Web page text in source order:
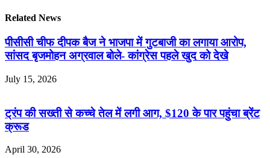
Related News
पीसीसी चीफ दीपक बैज ने भाजपा में गुटबाजी का लगाया आरोप,
सांसद बृजमोहन अग्रवाल बोले- कांग्रेस पहले खुद को देखे
July 15, 2026
ट्रंप की सख्ती से कच्चे तेल में लगी आग, $120 के पार पहुंचा ब्रेंट
क्रूड
April 30, 2026